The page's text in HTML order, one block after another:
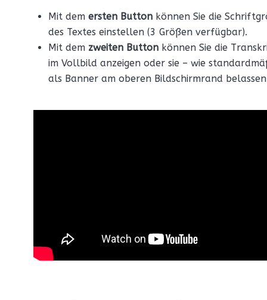
Mit dem ersten Button können Sie die
des Textes einstellen (3 Größen verfügbar).
Mit dem zweiten Button können Sie die
im Vollbild anzeigen oder sie – wie
als Banner am oberen Bildschirmrand